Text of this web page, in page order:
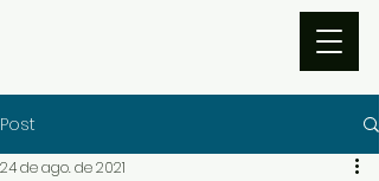
Post
24 de ago. de 2021